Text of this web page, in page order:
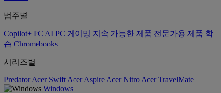
범주별
Copilot+ PC AI PC 게이밍 지속 가능한 제품 전문가용 제품 학
습 Chromebooks
시리즈별
Predator Acer Swift Acer Aspire Acer Nitro Acer TravelMate
Windows